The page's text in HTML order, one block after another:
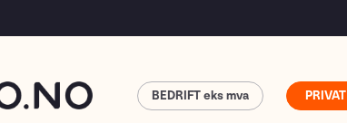
PRIVAT
BEDRIFT